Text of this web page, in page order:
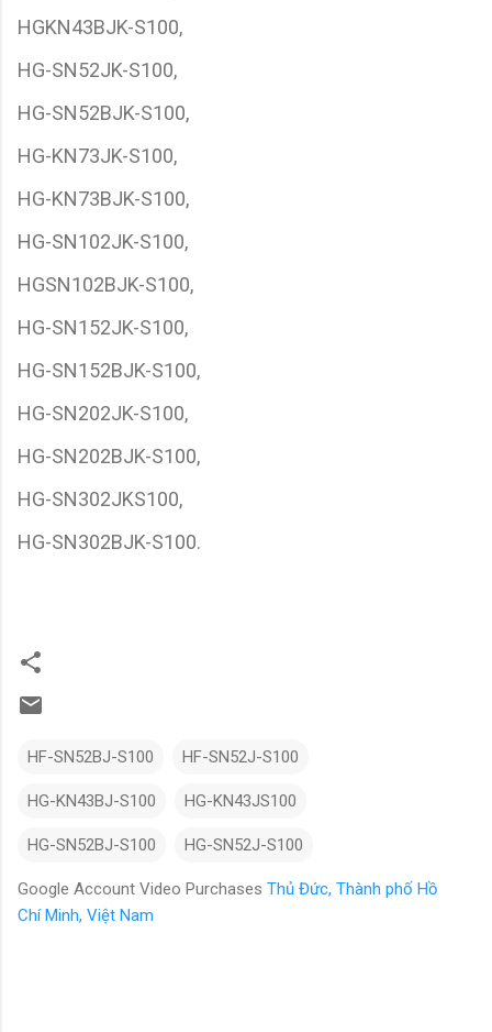
HGKN43BJK-S100,
HG-SN52JK-S100,
HG-SN52BJK-S100,
HG-KN73JK-S100,
HG-KN73BJK-S100,
HG-SN102JK-S100,
HGSN102BJK-S100,
HG-SN152JK-S100,
HG-SN152BJK-S100,
HG-SN202JK-S100,
HG-SN202BJK-S100,
HG-SN302JKS100,
HG-SN302BJK-S100.
HF-SN52BJ-S100 HF-SN52J-S100
HG-KN43BJ-S100 HG-KN43JS100
HG-SN52BJ-S100 HG-SN52J-S100
Google Account Video Purchases Thủ Đức, Thành phố Hồ
Chí Minh, Việt Nam